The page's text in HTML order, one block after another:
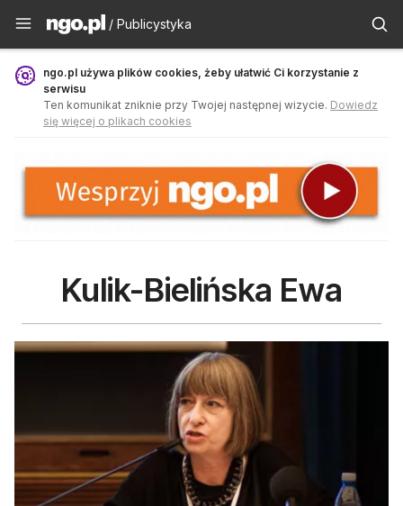
Publicystyka - ngo.pl
/ Publicystyka
ngo.pl używa plików cookies, żeby ułatwić Ci korzystanie z
serwisu
Ten komunikat zniknie przy Twojej następnej wizycie. Dowiedz
się więcej o plikach cookies
Kulik-Bielińska Ewa